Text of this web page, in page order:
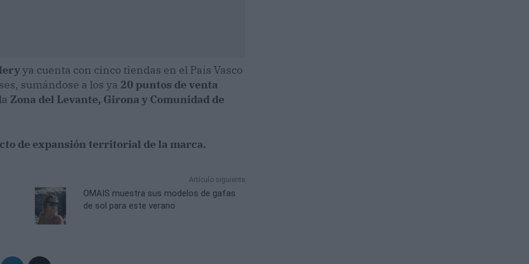
ya cuenta con cinco tiendas en el País Vasco
sumándose a los ya 20 puntos de venta
Zona del Levante, Girona y Comunidad de
de expansión territorial de la marca.
Artículo siguiente
OMAIS muestra sus modelos de gafas
de sol para este verano